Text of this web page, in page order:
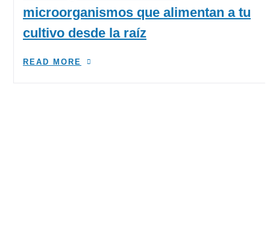
microorganismos que alimentan a tu
cultivo desde la raíz
READ MORE